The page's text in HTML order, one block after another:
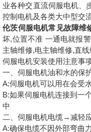
业各种交直流伺服电机、
控制电机及各类大中型交
伦茨伺服电机常见故障维
坏,位置不准 一通电就报
主轴维修,电主轴维修,直
伺服电机安装使用注意事
一、伺服电机油和水的保
A:伺服电机可以用在会受
B:如果伺服电机连接到一
中
二、伺服电机电缆→减轻
A:确保电缆不因外部弯曲